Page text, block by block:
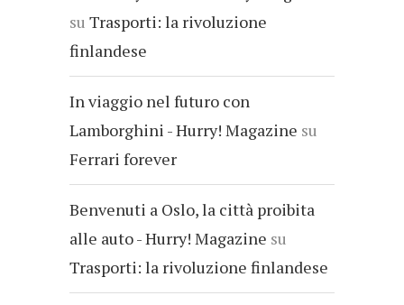
su Trasporti: la rivoluzione
finlandese
In viaggio nel futuro con
Lamborghini - Hurry! Magazine su
Ferrari forever
Benvenuti a Oslo, la città proibita
alle auto - Hurry! Magazine su
Trasporti: la rivoluzione finlandese